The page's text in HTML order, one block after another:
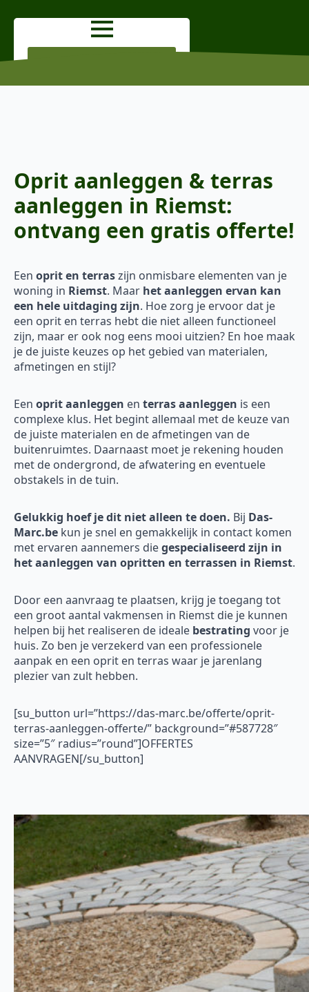
Oprit aanleggen & terras
aanleggen in Riemst:
ontvang een gratis offerte!
Een oprit en terraszijn onmisbare elementen van je
woning in Riemst. Maar het aanleggen ervan kan
een hele uitdaging zijn. Hoe zorg je ervoor dat je
een oprit en terras hebt die niet alleen functioneel
zijn, maar er ook nog eens mooi uitzien? En hoe maak
je de juiste keuzes op het gebied van materialen,
afmetingen en stijl?
Een oprit aanleggen en terras aanleggen is een
complexe klus. Het begint allemaal met de keuze van
de juiste materialen en de afmetingen van de
buitenruimtes. Daarnaast moet je rekening houden
met de ondergrond, de afwatering en eventuele
obstakels in de tuin.
Gelukkig hoef je dit niet alleen te doen. Bij Das-
Marc.be kun je snel en gemakkelijk in contact komen
met ervaren aannemers diegespecialiseerd zijn in
het aanleggen van opritten en terrassen in Riemst.
Door een aanvraag te plaatsen, krijg je toegang tot
een groot aantal vakmensen in Riemst die je kunnen
helpen bij het realiseren de ideale bestrating voor je
huis. Zo ben je verzekerd van een professionele
aanpak en een oprit en terras waar je jarenlang
plezier van zult hebben.
[su_button url=”https://das-marc.be/offerte/oprit-
terras-aanleggen-offerte/” background=”#587728″
size=”5″ radius=”round”]OFFERTES
AANVRAGEN[/su_button]